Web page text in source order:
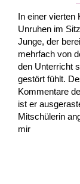
In einer vierten
Unruhen im
Junge, der
mehrfach von
den Unterricht
gestört fühlt.
Kommentare
ist er
Mitschülerin
mir